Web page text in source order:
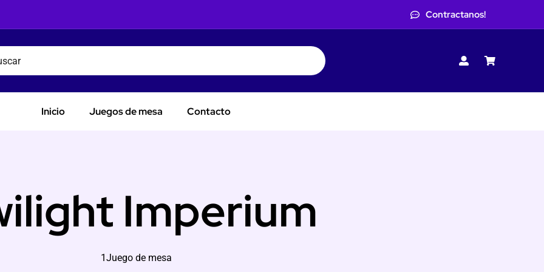
Contractanos!
Inicio Juegos de mesa Contacto
Imperium
1Juego de mesa